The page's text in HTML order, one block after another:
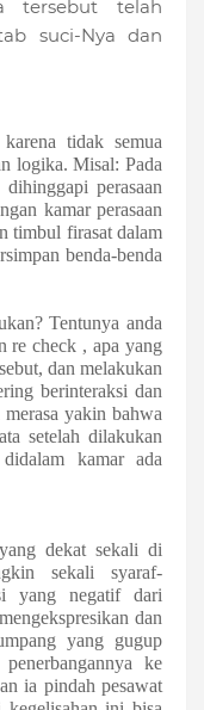
tersebut telah
suci-Nya dan
tidak semua
logika. Misal: Pada
dihinggapi perasaan
kamar perasaan
timbul firasat dalam
benda-benda
Tentunya anda
re check , apa yang
dan melakukan
berinteraksi dan
merasa yakin bahwa
setelah dilakukan
kamar ada
dekat sekali di
sekali syaraf-
yang negatif dari
dan
yang gugup
ke
ia pindah pesawat